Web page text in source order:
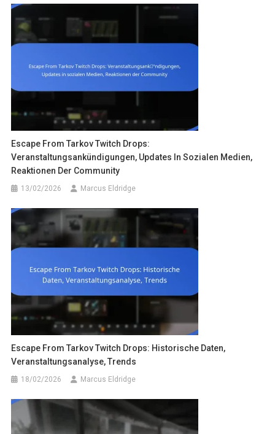
Escape From Tarkov Twitch Drops:
Veranstaltungsankündigungen, Updates In Sozialen Medien,
Reaktionen Der Community
13/02/2026 Marcus Eldridge
Escape From Tarkov Twitch Drops: Historische Daten,
Veranstaltungsanalyse, Trends
18/02/2026 Marcus Eldridge